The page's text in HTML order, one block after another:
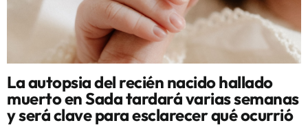
La autopsia del recién nacido hallado
muerto en Sada tardará varias semanas
y será clave para esclarecer qué ocurrió